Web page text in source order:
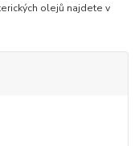
olejů najdete v